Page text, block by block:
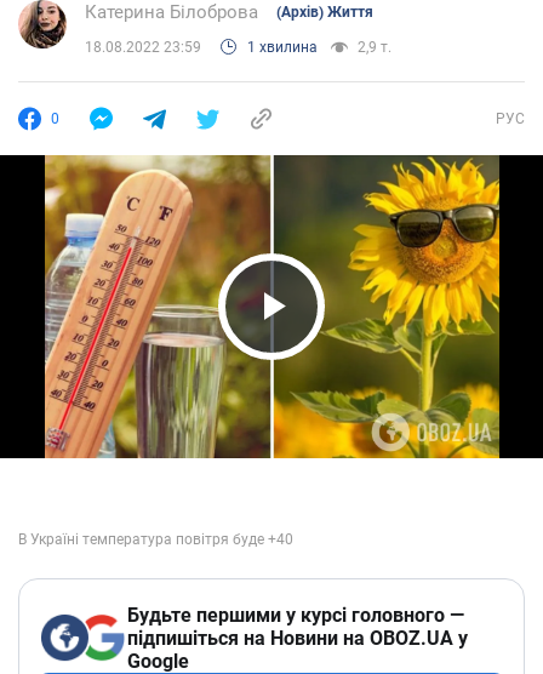
Катерина Білоброва (Архів) Життя
18.08.2022 23:59 1 хвилина 2,9 т.
0 РУС
Play Video
Будьте першими у курсі головного —
підпишіться на Новини на OBOZ.UA у
Google